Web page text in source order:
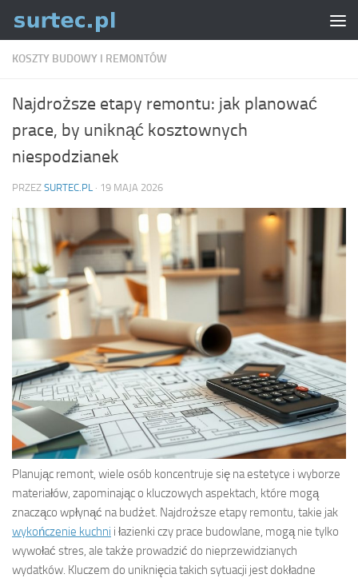
Skip to content
KOSZTY BUDOWY I REMONTÓW
Najdroższe etapy remontu: jak planować
prace, by uniknąć kosztownych
niespodzianek
PRZEZ SURTEC.PL · 19 MAJA 2026
Planując remont, wiele osób koncentruje się na estetyce i wyborze
materiałów, zapominając o kluczowych aspektach, które mogą
znacząco wpłynąć na budżet. Najdroższe etapy remontu, takie jak
wykończenie kuchni i łazienki czy prace budowlane, mogą nie tylko
wywołać stres, ale także prowadzić do nieprzewidzianych
wydatków. Kluczem do uniknięcia takich sytuacji jest dokładne